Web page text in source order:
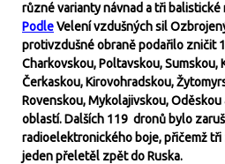
různé varianty návnad a tři
PodleVelení vzdušných sil
protivzdušné obraně podařilo zničit
Charkovskou, Poltavskou, Sumskou,
Čerkaskou, Kirovohradskou,
Rovenskou, Mykolajivskou,
oblastí. Dalších 119 dronů bylo
radioelektronického boje, přičemž tři
jeden přeletěl zpět do Ruska.